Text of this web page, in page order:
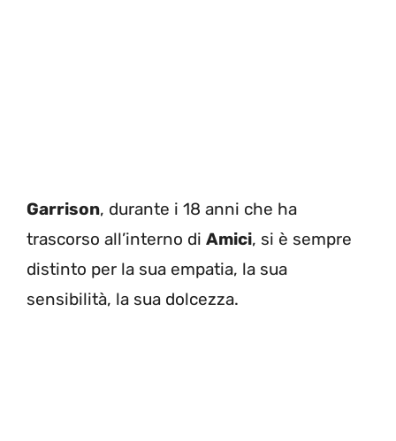
Garrison, durante i 18 anni che ha
trascorso all’interno di Amici, si è sempre
distinto per la sua empatia, la sua
sensibilità, la sua dolcezza.